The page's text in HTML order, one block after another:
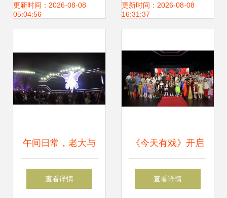
市场信号与行业变
更新时间：2026-08-08
05:04:56
图片鉴赏
更新时间：2026-08-08
16:31:37
午间日常，老大与
H.O.T.的静默重组
查看详情
《今天有戏》开启
儿童舞台戏剧小演
查看详情